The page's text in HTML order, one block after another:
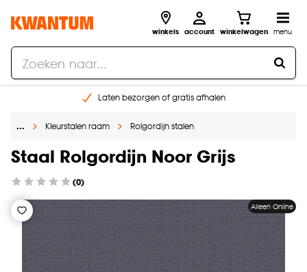
winkels account winkelwagen menu
Laten bezorgen of gratis afhalen
Gratis raam advies en opmeten aan huis
… Kleurstalen raam Rolgordijn stalen
Staal Rolgordijn Noor Grijs
(0)
Alleen Online